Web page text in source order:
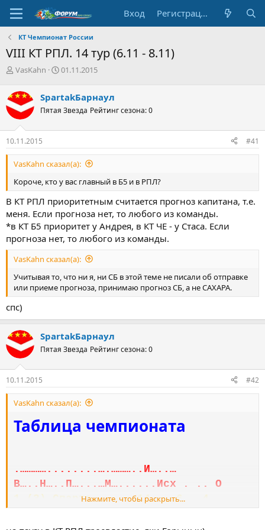
Вход Регистрация
КT Чемпионат России
VIII КТ РПЛ. 14 тур (6.11 - 8.11)
А
т
о
р
т
е
м
ы
VasKahn
Д
а
н
ч
л
а
01.11.2015
SpartakБарнаул
Пятая Звезда Рейтинг сезона: 0
10.11.2015 #41
VasKahn сказал(а):
Короче, кто у вас главный в Б5 и в РПЛ?
В КТ РПЛ приоритетным считается прогноз капитана, т.е.
меня. Если прогноза нет, то любого из команды.
*в КТ Б5 приоритет у Андрея, в КТ ЧЕ - у Стаса. Если
прогноза нет, то любого из команды.
VasKahn сказал(а):
Учитывая то, что ни я, ни СБ в этой теме не писали об отправке
или приеме прогноза, принимаю прогноз СБ, а не САХАРА.
спс)
SpartakБарнаул
Пятая Звезда Рейтинг сезона: 0
10.11.2015 #42
VasKahn сказал(а):
Таблица чемпионата
.…………........….………..И…..…
В…..Н…..П…...…М…......Исх . .. О
1.(3) Спарта……..…..14....6..…4..…
Нажмите, чтобы раскрыть...